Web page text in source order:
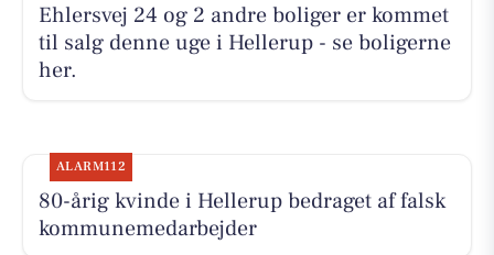
Ehlersvej 24 og 2 andre boliger er kommet
til salg denne uge i Hellerup - se boligerne
her.
ALARM112
80-årig kvinde i Hellerup bedraget af falsk
kommunemedarbejder